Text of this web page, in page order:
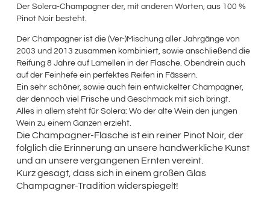
Der Solera-Champagner der, mit anderen Worten, aus 100 %
Pinot Noir besteht.
Der Champagner ist die (Ver-)Mischung aller Jahrgänge von
2003 und 2013 zusammen kombiniert, sowie anschließend die
Reifung 8 Jahre auf Lamellen in der Flasche. Obendrein auch
auf der Feinhefe ein perfektes Reifen in Fässern.
Ein sehr schöner, sowie auch fein entwickelter Champagner,
der dennoch viel Frische und Geschmack mit sich bringt.
Alles in allem steht für Solera: Wo der alte Wein den jungen
Wein zu einem Ganzen erzieht.
Die Champagner-Flasche ist ein reiner Pinot Noir, der
folglich die Erinnerung an unsere handwerkliche Kunst
und an unsere vergangenen Ernten vereint.
Kurz gesagt, dass sich in einem großen Glas
Champagner-Tradition widerspiegelt!